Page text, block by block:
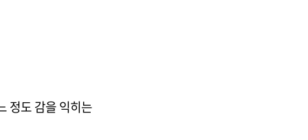
정도 감을 익히는